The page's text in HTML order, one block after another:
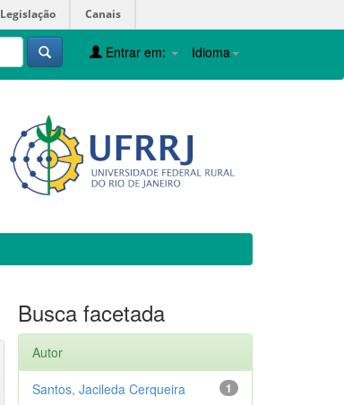
Legislação Canais
Idioma
Entrar em:
Busca facetada
Autor
1
Santos, Jacileda Cerqueira